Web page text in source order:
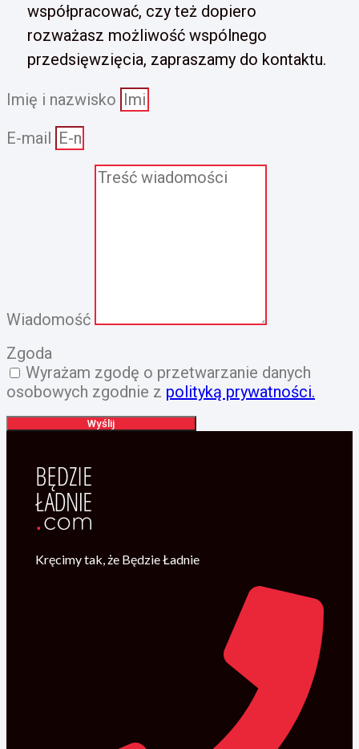
współpracować, czy też dopiero
rozważasz możliwość wspólnego
przedsięwzięcia, zapraszamy do kontaktu.
Imię i nazwisko
E-mail
Wiadomość
Zgoda
Wyrażam zgodę o przetwarzanie danych
osobowych zgodnie z polityką prywatności.
Wyślij
Kręcimy tak, że Będzie Ładnie